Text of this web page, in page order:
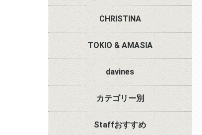
スタイリング/Styling＆Finish
ヘアバス マスク アウトバスTr.
頭皮ケア
OW MEN
Blue Tit
OWAY otherCHRISTINA
UNSTRESS
BIOPHYTO
FOREVER YOUNG
LINE REPAIR
肌がゆらぎやすいと感じる方へ
毛穴が目立ってきたと感じる方へ
ハリがなくなってきた気がする方へ
なんとなく顔色が冴えない方へ
目元や口元、首の集中ケアをしたい
方へ
TOKIO & AMASIA
TOKIO IE インカラミ
TOKIO IE インカラミ LIMITED
AMASIA インピタリ
HOMEトリートメント
種類別 davines
カテゴリー別
シャンプー
トリートメント
アウトバストリートメント
スタイリング
フェイス＆ボディ
スカルプ（頭皮）ケア
その他 Staffおすすめ